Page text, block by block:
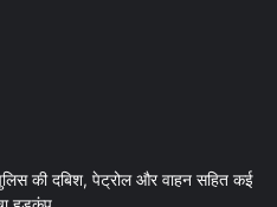
की दबिश, पेट्रोल और वाहन सहित कई